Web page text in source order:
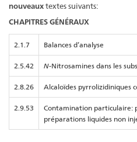
nouveauxtextes suivants:
CHAPITRES GÉNÉRAUX
2.1.7 Balances d’analyse
2.5.42 N-Nitrosamines dans les
2.8.26 Alcaloïdes pyrrolizidiniques
2.9.53
Contamination particulaire:
préparations liquides non